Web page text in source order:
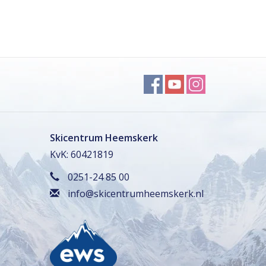
Skicentrum Heemskerk
KvK: 60421819
0251-24 85 00
info@skicentrumheemskerk.nl